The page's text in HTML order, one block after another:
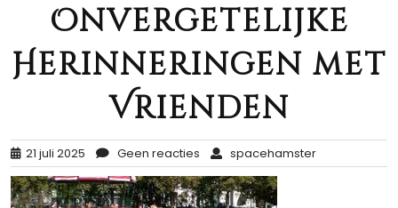
Onvergetelijke
Herinneringen met
Vrienden
21 juli 2025 Geen reacties spacehamster